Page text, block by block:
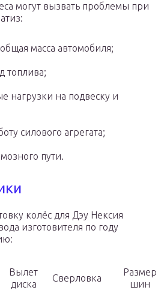
могут вызвать проблемы при
масса автомобиля;
топлива;
нагрузки на подвеску и
силового агрегата;
пути.
колёс для Дэу Нексия
изготовителя по году
Вылет
диска
Сверловка
Размер
шин